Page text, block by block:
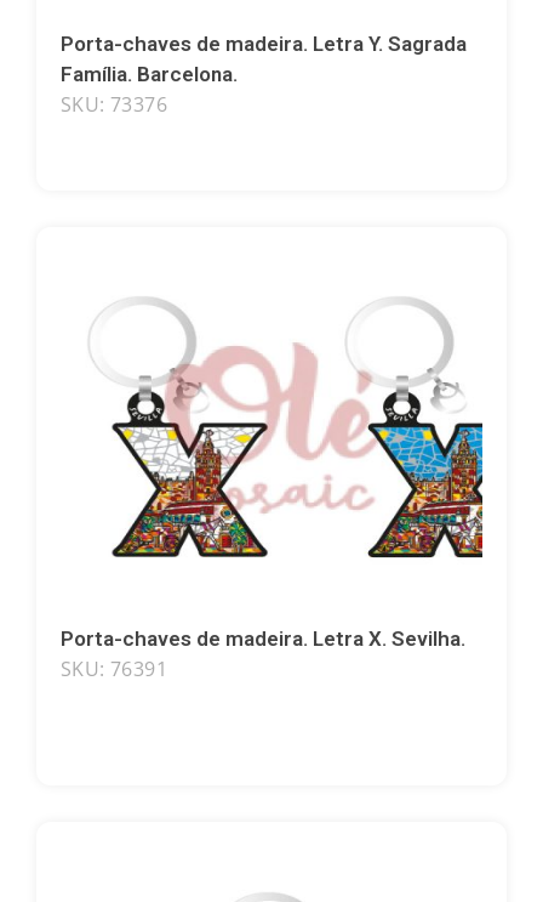
Salamandras
Tartarugas
Corujas
Cavalos
Elefantes
Porta-chaves de madeira. Letra Y. Sagrada
Família. Barcelona.
SKU: 73376
Porta-chaves de madeira. Letra X. Sevilha.
SKU: 76391